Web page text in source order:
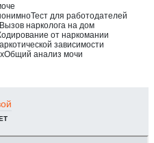
Тест для работодателей
Вызов нарколога на дом
от наркомании
зависимости
Общий анализ мочи